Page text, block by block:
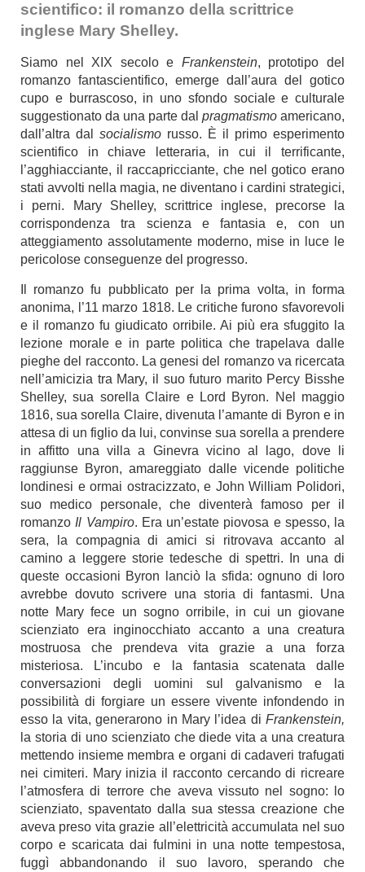
scientifico: il romanzo della scrittrice
inglese Mary Shelley.
Siamo nel XIX secolo e Frankenstein, prototipo del
romanzo fantascientifico, emerge dall’aura del gotico
cupo e burrascoso, in uno sfondo sociale e culturale
suggestionato da una parte dal pragmatismo americano,
dall’altra dal socialismo russo. È il primo esperimento
scientifico in chiave letteraria, in cui il terrificante,
l’agghiacciante, il raccapricciante, che nel gotico erano
stati avvolti nella magia, ne diventano i cardini strategici,
i perni. Mary Shelley, scrittrice inglese, precorse la
corrispondenza tra scienza e fantasia e, con un
atteggiamento assolutamente moderno, mise in luce le
pericolose conseguenze del progresso.
Il romanzo fu pubblicato per la prima volta, in forma
anonima, l’11 marzo 1818. Le critiche furono sfavorevoli
e il romanzo fu giudicato orribile. Ai più era sfuggito la
lezione morale e in parte politica che trapelava dalle
pieghe del racconto. La genesi del romanzo va ricercata
nell’amicizia tra Mary, il suo futuro marito Percy Bisshe
Shelley, sua sorella Claire e Lord Byron. Nel maggio
1816, sua sorella Claire, divenuta l’amante di Byron e in
attesa di un figlio da lui, convinse sua sorella a prendere
in affitto una villa a Ginevra vicino al lago, dove li
raggiunse Byron, amareggiato dalle vicende politiche
londinesi e ormai ostracizzato, e John William Polidori,
suo medico personale, che diventerà famoso per il
romanzo Il Vampiro. Era un’estate piovosa e spesso, la
sera, la compagnia di amici si ritrovava accanto al
camino a leggere storie tedesche di spettri. In una di
queste occasioni Byron lanciò la sfida: ognuno di loro
avrebbe dovuto scrivere una storia di fantasmi. Una
notte Mary fece un sogno orribile, in cui un giovane
scienziato era inginocchiato accanto a una creatura
mostruosa che prendeva vita grazie a una forza
misteriosa. L’incubo e la fantasia scatenata dalle
conversazioni degli uomini sul galvanismo e la
possibilità di forgiare un essere vivente infondendo in
esso la vita, generarono in Mary l’idea di Frankenstein,
la storia di uno scienziato che diede vita a una creatura
mettendo insieme membra e organi di cadaveri trafugati
nei cimiteri. Mary inizia il racconto cercando di ricreare
l’atmosfera di terrore che aveva vissuto nel sogno: lo
scienziato, spaventato dalla sua stessa creazione che
aveva preso vita grazie all’elettricità accumulata nel suo
corpo e scaricata dai fulmini in una notte tempestosa,
fuggì abbandonando il suo lavoro, sperando che